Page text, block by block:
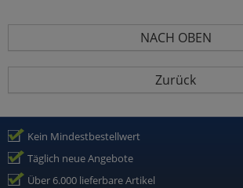
NACH OBEN
Zurück
Kein Mindestbestellwert
Täglich neue Angebote
Über 6.000 lieferbare Artikel